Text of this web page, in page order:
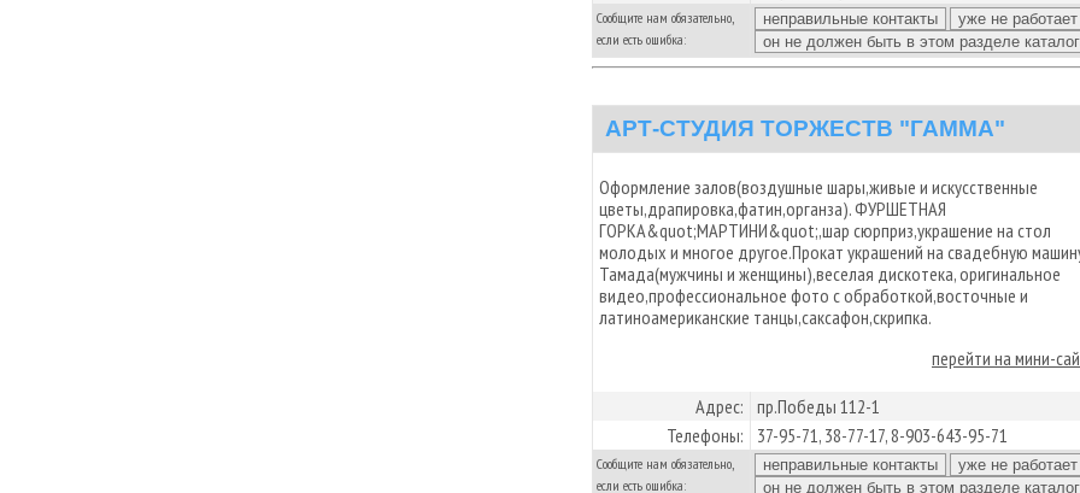
Сообщите нам обязательно,
если есть ошибка:
АРТ-СТУДИЯ ТОРЖЕСТВ "ГАММА"
Оформление залов(воздушные шары,живые и искусственные
цветы,драпировка,фатин,органза). ФУРШЕТНАЯ
ГОРКА&quot;МАРТИНИ&quot;,шар сюрприз,украшение на стол
молодых и многое другое.Прокат украшений на свадебную
Тамада(мужчины и женщины),веселая дискотека, оригинальное
видео,профессиональное фото с обработкой,восточные и
латиноамериканские танцы,саксафон,скрипка.
перейти на мини-
Адрес: пр.Победы 112-1
Телефоны:
37-95-71, 38-77-17, 8-903-643-95-71
Сообщите нам обязательно,
если есть ошибка: